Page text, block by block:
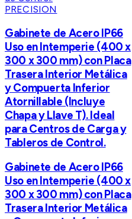
PRECISION
Gabinete de Acero IP66
Uso en Intemperie (400 x
300 x 300 mm) con Placa
Trasera Interior Metálica
y Compuerta Inferior
Atornillable (Incluye
Chapa y Llave T). Ideal
para Centros de Carga y
Tableros de Control.
Gabinete de Acero IP66
Uso en Intemperie (400 x
300 x 300 mm) con Placa
Trasera Interior Metálica